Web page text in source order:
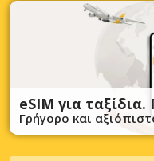
eSIM για
Γρήγορο και